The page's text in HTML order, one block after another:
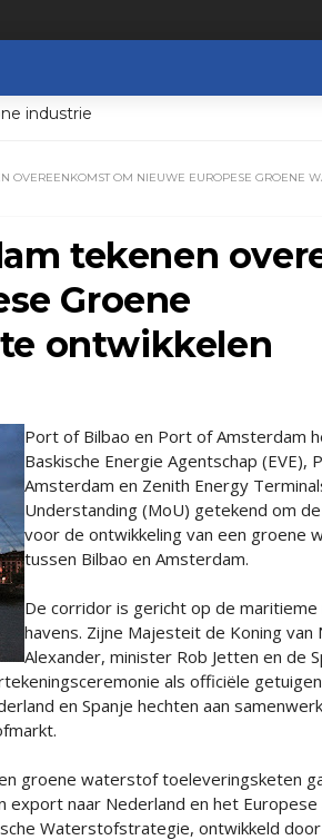
industrie
OVEREENKOMST OM NIEUWE EUROPESE GROENE
tekenen
Groene
ontwikkelen
Port of Bilbao en Port of Amsterdam
Baskische Energie Agentschap (EVE),
Amsterdam en Zenith Energy
Understanding (MoU) getekend om
voor de ontwikkeling van een groene
tussen Bilbao en Amsterdam.
De corridor is gericht op de
havens. Zijne Majesteit de Koning van
Alexander, minister Rob Jetten en de
als officiële
en Spanje hechten aan
groene waterstof toeleveringsketen
export naar Nederland en het Europese
Waterstofstrategie, ontwikkeld